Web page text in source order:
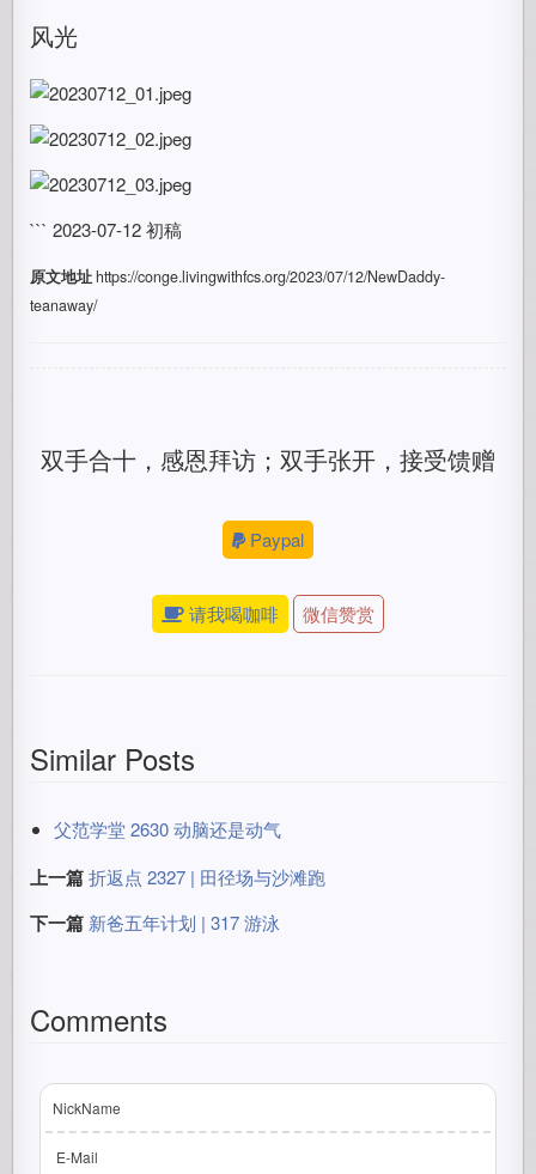
风光
``` 2023-07-12 初稿
原文地址https://conge.livingwithfcs.org/2023/07/12/NewDaddy-
teanaway/
双手合十，感恩拜访；双手张开，接受馈赠
Paypal
请我喝咖啡 微信赞赏
Similar Posts
父范学堂 2630 动脑还是动气
上一篇 折返点 2327 | 田径场与沙滩跑
下一篇 新爸五年计划 | 317 游泳
Comments
NickName
E-Mail